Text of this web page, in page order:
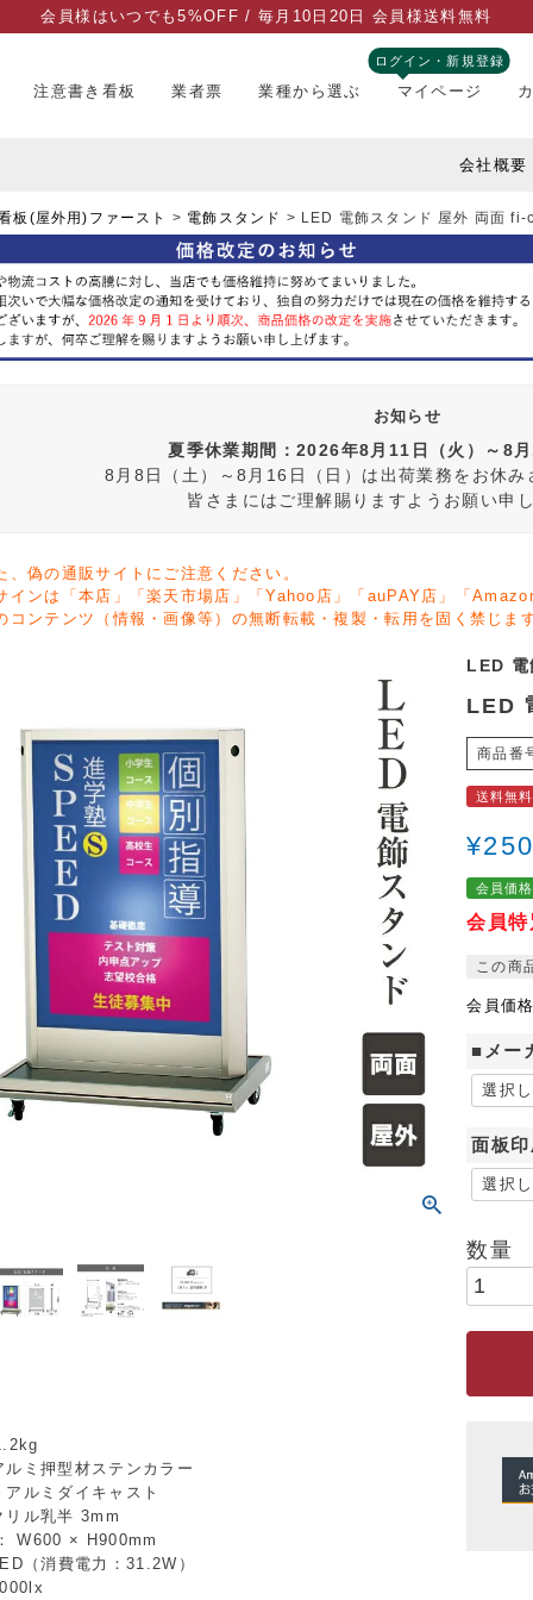
会員様はいつでも5%OFF / 毎月10日20日 会員様送料無料
注意書き看板 業者票 業種から選ぶ
ログイン・新規登録
マイページ
会社概要
板(屋外用)ファースト 電飾スタンド LED 電飾スタンド 屋外 両面
お知らせ
夏季休業期間：2026年8月11日（火）～8
8月8日（土）～8月16日（日）は出荷業務をお休み
皆さまにはご理解賜りますようお願い申
、偽の通販サイトにご注意ください。
インは「本店」「楽天市場店」「Yahoo店」「auPAY店」「
コンテンツ（情報・画像等）の無断転載・複製・転用を固く禁じま
ミ押型材ステンカラー
ルミダイキャスト
リル乳半 3mm
W600 × H900mm
（消費電力：31.2W）
LED 電
LED
商品番
送料無料
¥
会員価
会員
この商
会員価
■メー
面板